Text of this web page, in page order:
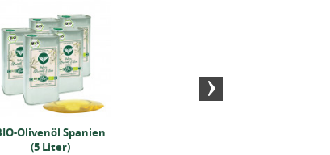
Olivenöl Spanien
(5 Liter)